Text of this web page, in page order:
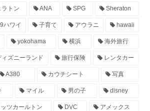
トン ANA SPG Sheraton
ハワイ 子育て アウラニ hawaii
yokohama 横浜 海外旅行
ズニーランド 旅行保険 レンタカー
A380 カウチシート 写真
マイル 男の子 disney
ツカールトン DVC アメックス